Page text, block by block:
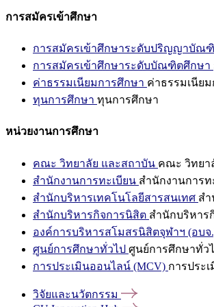
การสมัครเข้าศึกษา
การสมัครเข้าศึกษาระดับปริญญาบัณ
การสมัครเข้าศึกษาระดับบัณฑิตศึกษา
ค่าธรรมเนียมการศึกษา ค่าธรรมเนีย
ทุนการศึกษา ทุนการศึกษา
หน่วยงานการศึกษา
คณะ วิทยาลัย และสถาบัน คณะ วิทยา
สำนักงานการทะเบียน สำนักงานการท
สำนักบริหารเทคโนโลยีสารสนเทศ สำ
สำนักบริหารกิจการนิสิต สำนักบริหาร
องค์การบริหารสโมสรนิสิตจุฬาฯ (อบจ
ศูนย์การศึกษาทั่วไป ศูนย์การศึกษาทั่ว
การประเมินออนไลน์ (MCV) การประ
วิจัยและนวัตกรรม